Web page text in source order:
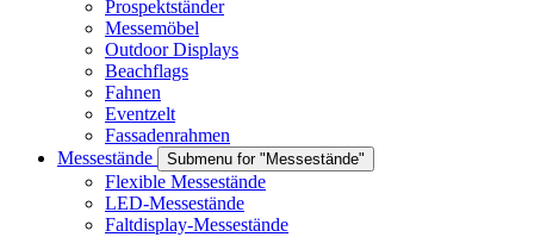
Prospektständer
Messemöbel
Outdoor Displays
Beachflags
Fahnen
Eventzelt
Fassadenrahmen
Messestände
Submenu for "Messestände"
Flexible Messestände
LED-Messestände
Faltdisplay-Messestände